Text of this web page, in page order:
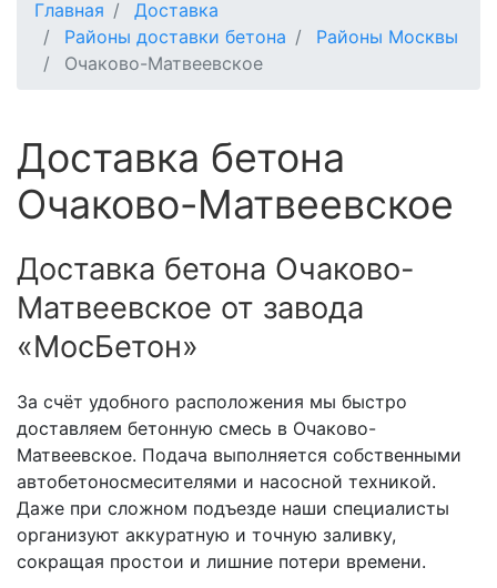
Главная
Доставка
Районы доставки бетона
Районы Москвы
Очаково-Матвеевское
Доставка бетона
Очаково-Матвеевское
Доставка бетона Очаково-
Матвеевское от завода
«МосБетон»
За счёт удобного расположения мы быстро
доставляем бетонную смесь в Очаково-
Матвеевское. Подача выполняется собственными
автобетоносмесителями и насосной техникой.
Даже при сложном подъезде наши специалисты
организуют аккуратную и точную заливку,
сокращая простои и лишние потери времени.